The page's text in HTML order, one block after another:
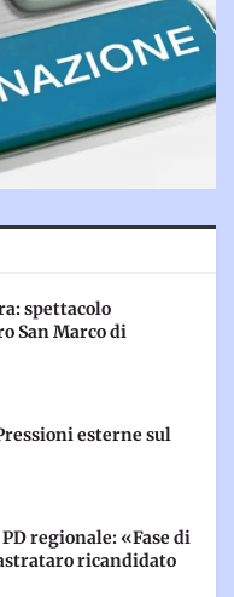
spettacolo
San Marco di
esterne sul
regionale: «Fase di
ricandidato